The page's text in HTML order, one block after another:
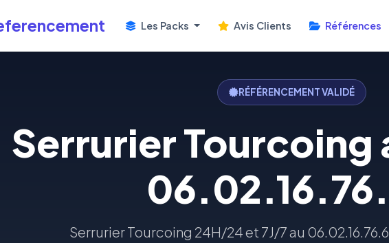
Les Packs Avis Clients Références
RÉFÉRENCEMENT VALIDÉ
Serrurier Tourcoing
Serrurier Tourcoing 24H/24 et 7J/7 au